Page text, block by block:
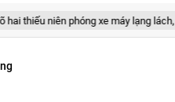
phóng xe máy lạng lách, đánh võng